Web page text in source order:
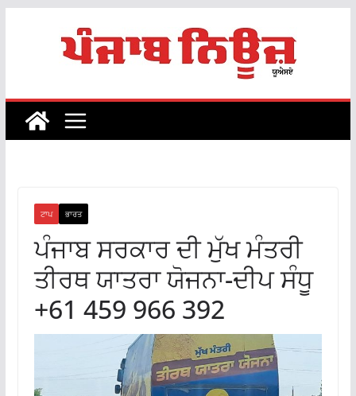
ਟਾਪ ਭਾਰਤ
ਪੰਜਾਬ ਸਰਕਾਰ ਦੀ ਮੁੱਖ ਮੰਤਰੀ
ਤੀਰਥ ਯਾਤਰਾ ਯੋਜਨਾ-ਦੀਪ ਸੰਧੂ
+61 459 966 392